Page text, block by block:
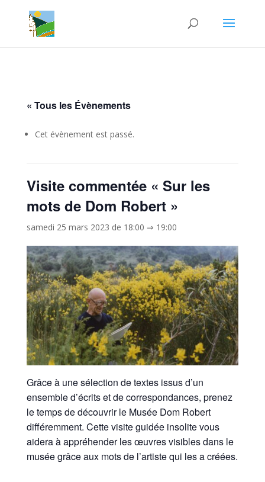
« Tous les Évènements
Cet évènement est passé.
Visite commentée « Sur les
mots de Dom Robert »
samedi 25 mars 2023 de 18:00 ⇒ 19:00
Grâce à une sélection de textes issus d’un
ensemble d’écrits et de correspondances, prenez
le temps de découvrir le Musée Dom Robert
différemment. Cette visite guidée insolite vous
aidera à appréhender les œuvres visibles dans le
musée grâce aux mots de l’artiste qui les a créées.